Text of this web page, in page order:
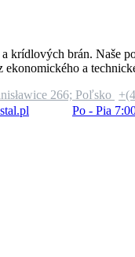
krídlových brán. Naše
ekonomického a
266; Poľsko
Po - Pia